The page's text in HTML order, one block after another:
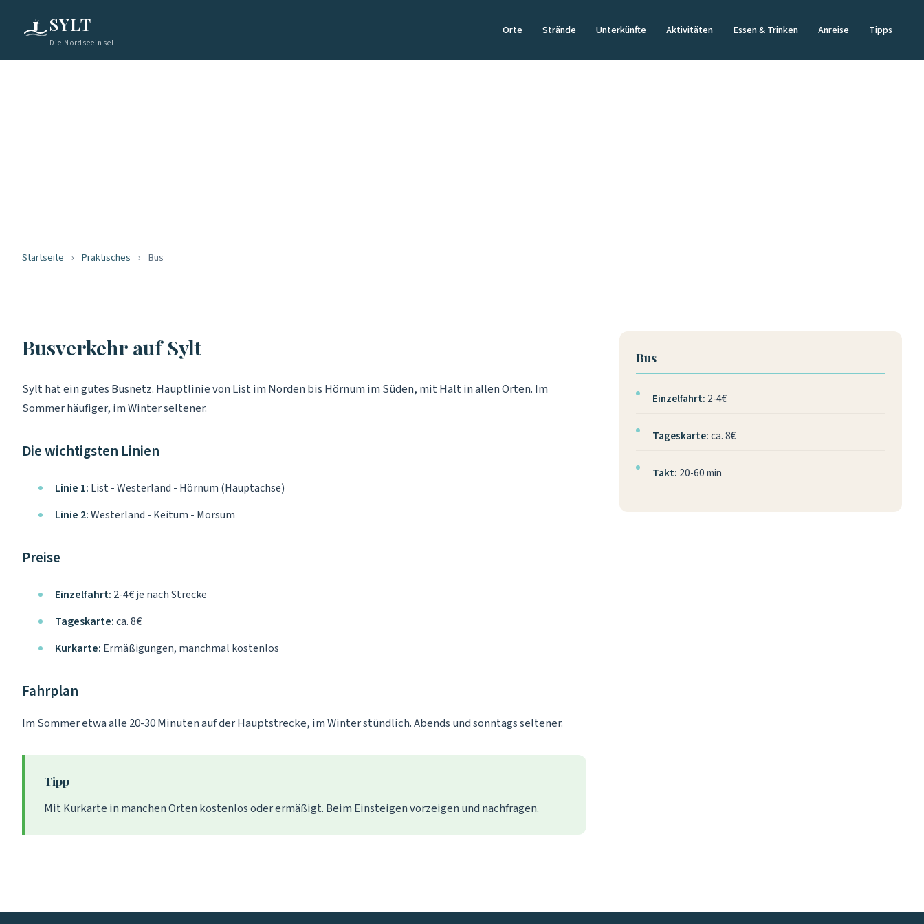
SYLT
Die Nordseeinsel
Orte Strände Unterkünfte Aktivitäten Essen & Trinken Anreise Tipps
Startseite › Praktisches › Bus
Busverkehr auf Sylt
Sylt hat ein gutes Busnetz. Hauptlinie von List im Norden bis Hörnum im Süden, mit Halt in allen Orten. Im
Sommer häufiger, im Winter seltener.
Die wichtigsten Linien
Linie 1: List - Westerland - Hörnum (Hauptachse)
Linie 2:Westerland - Keitum - Morsum
Preise
Einzelfahrt: 2-4€ je nach Strecke
Tageskarte:ca. 8€
Kurkarte: Ermäßigungen, manchmal kostenlos
Fahrplan
Im Sommer etwa alle 20-30 Minuten auf der Hauptstrecke, im Winter stündlich. Abends und sonntags seltener.
Tipp
Mit Kurkarte in manchen Orten kostenlos oder ermäßigt. Beim Einsteigen vorzeigen und nachfragen.
Bus
Einzelfahrt: 2-4€
Tageskarte:ca. 8€
Takt: 20-60 min